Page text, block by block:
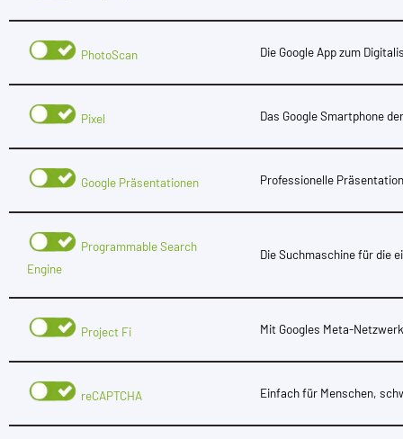
PhotoScan Die Google App zum
Pixel Das Google Smartphone
Google Präsentationen Professionelle
Programmable Search
Engine
Die Suchmaschine für die
Project Fi Mit Googles Meta-
reCAPTCHA Einfach für Menschen,